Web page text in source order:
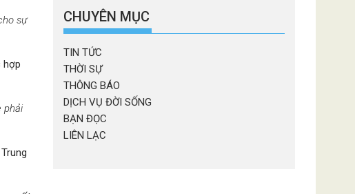
sự
hợp
phải
mục
CHUYÊN MỤC
TIN TỨC
THỜI SỰ
THÔNG BÁO
DỊCH VỤ ĐỜI SỐNG
BẠN ĐỌC
LIÊN LẠC